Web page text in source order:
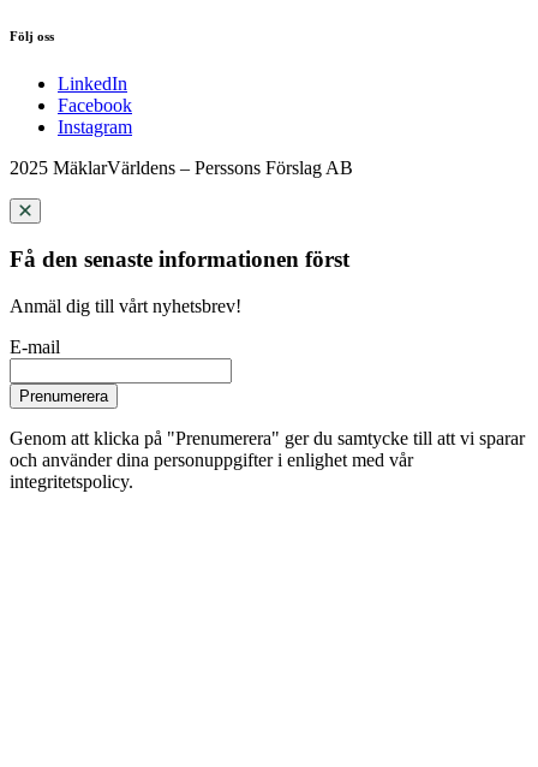
Följ oss
LinkedIn
Facebook
Instagram
2025 MäklarVärldens – Perssons Förslag AB
Få den senaste informationen först
Anmäl dig till vårt nyhetsbrev!
E-mail
Prenumerera
Genom att klicka på "Prenumerera" ger du samtycke till att vi sparar
och använder dina personuppgifter i enlighet med vår
integritetspolicy.